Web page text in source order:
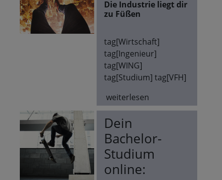
Die Industrie liegt dir
zu Füßen
tag[Wirtschaft]
tag[Ingenieur]
tag[WING]
tag[Studium] tag[VFH]
weiterlesen
Dein
Bachelor-
Studium
online: